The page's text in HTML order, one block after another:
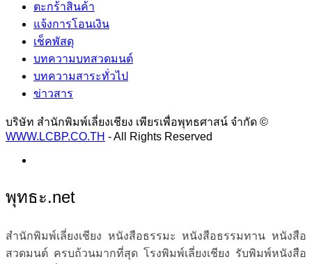
ตะกร้าสินค้า
แจ้งการโอนเงิน
เช็คพัสดุ
บทความบทสวดมนต์
บทความสาระทั่วไป
ข่าวสาร
บริษัท สำนักพิมพ์เลี่ยงเชียง เพียรเพื่อพุทธศาสน์ จำกัด ©
WWW.LCBP.CO.TH - All Rights Reserved
พุทธะ.net
สำนักพิมพ์เลี่ยงเชียง หนังสือธรรมะ หนังสือธรรมทาน หนังสือ
สวดมนต์ ครบถ้วนมากที่สุด โรงพิมพ์เลี่ยงเชียง รับพิมพ์หนังสือ